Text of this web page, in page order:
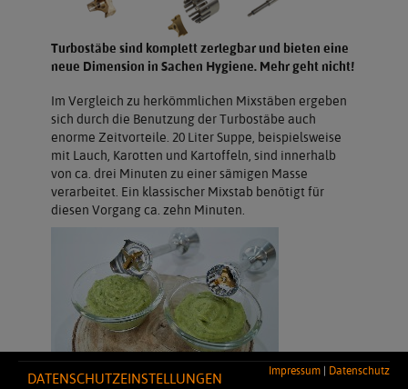
Impressum | Datenschutz
DATENSCHUTZEINSTELLUNGEN
Turbostäbe sind komplett zerlegbar und bieten eine
neue Dimension in Sachen Hygiene. Mehr geht nicht!
Im Vergleich zu herkömmlichen Mixstäben ergeben
sich durch die Benutzung der Turbostäbe auch
enorme Zeitvorteile. 20 Liter Suppe, beispielsweise
mit Lauch, Karotten und Kartoffeln, sind innerhalb
von ca. drei Minuten zu einer sämigen Masse
verarbeitet. Ein klassischer Mixstab benötigt für
diesen Vorgang ca. zehn Minuten.